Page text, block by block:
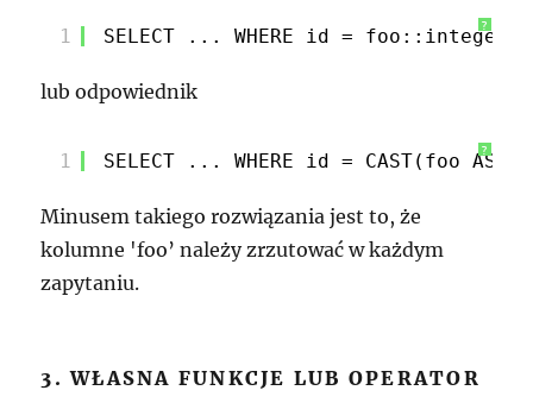
?
1 SELECT ... WHERE id = foo::integer;
lub odpowiednik
?
1 SELECT ... WHERE id = CAST(foo AS
Minusem takiego rozwiązania jest to, że
kolumne 'foo’ należy zrzutować w każdym
zapytaniu.
3. WŁASNA FUNKCJE LUB OPERATOR